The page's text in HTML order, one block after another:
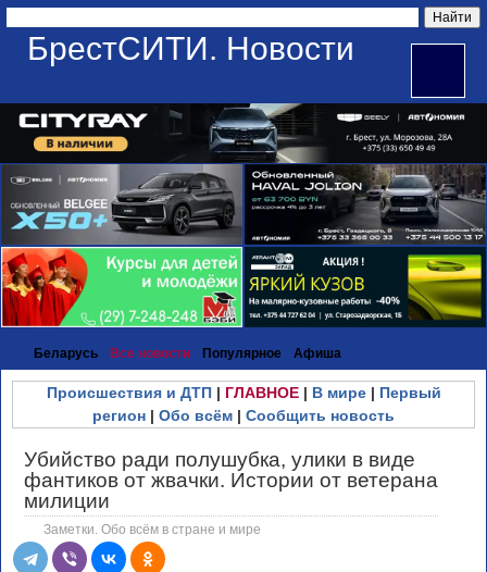
БрестСИТИ. Новости
Беларусь Все новости Популярное Афиша
Происшествия и ДТП| ГЛАВНОЕ| В мире| Первый
регион | Обо всём | Сообщить новость
Убийство ради полушубка, улики в виде
фантиков от жвачки. Истории от ветерана
милиции
Заметки. Обо всём в стране и мире